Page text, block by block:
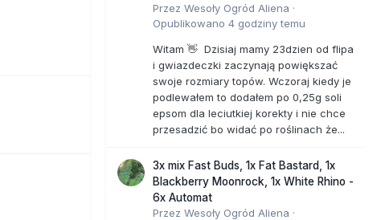
Przez Wesoły Ogród Aliena ·
Opublikowano 4 godziny temu
Witam 👋 Dzisiaj mamy 23dzien od flipa
i gwiazdeczki zaczynają powiększać
swoje rozmiary topów. Wczoraj kiedy je
podlewałem to dodałem po 0,25g soli
epsom dla leciutkiej korekty i nie chce
przesadzić bo widać po roślinach że...
3x mix Fast Buds, 1x Fat Bastard, 1x
Blackberry Moonrock, 1x White Rhino -
6x Automat
Przez Wesoły Ogród Aliena ·